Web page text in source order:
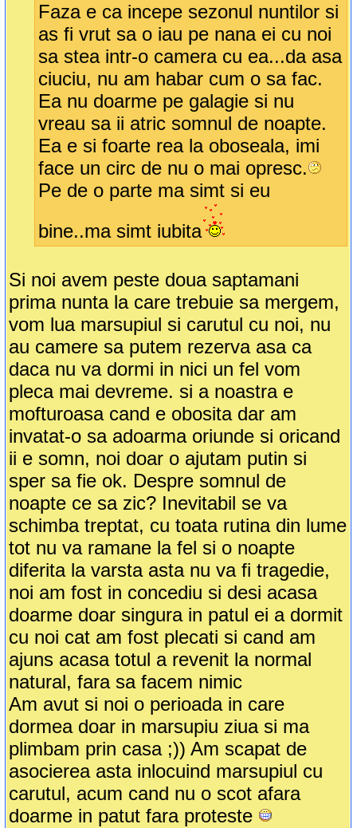
Faza e ca incepe sezonul nuntilor si
as fi vrut sa o iau pe nana ei cu noi
sa stea intr-o camera cu ea...da asa
ciuciu, nu am habar cum o sa fac.
Ea nu doarme pe galagie si nu
vreau sa ii atric somnul de noapte.
Ea e si foarte rea la oboseala, imi
face un circ de nu o mai opresc.
Pe de o parte ma simt si eu
bine..ma simt iubita
Si noi avem peste doua saptamani
prima nunta la care trebuie sa mergem,
vom lua marsupiul si carutul cu noi, nu
au camere sa putem rezerva asa ca
daca nu va dormi in nici un fel vom
pleca mai devreme. si a noastra e
mofturoasa cand e obosita dar am
invatat-o sa adoarma oriunde si oricand
ii e somn, noi doar o ajutam putin si
sper sa fie ok. Despre somnul de
noapte ce sa zic? Inevitabil se va
schimba treptat, cu toata rutina din lume
tot nu va ramane la fel si o noapte
diferita la varsta asta nu va fi tragedie,
noi am fost in concediu si desi acasa
doarme doar singura in patul ei a dormit
cu noi cat am fost plecati si cand am
ajuns acasa totul a revenit la normal
natural, fara sa facem nimic
Am avut si noi o perioada in care
dormea doar in marsupiu ziua si ma
plimbam prin casa ;)) Am scapat de
asocierea asta inlocuind marsupiul cu
carutul, acum cand nu o scot afara
doarme in patut fara proteste